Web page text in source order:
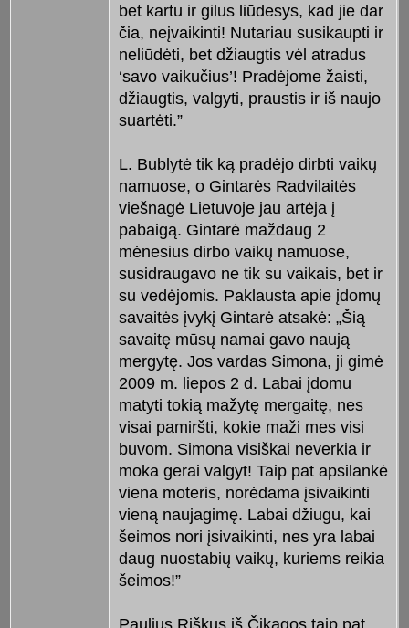
bet kartu ir gilus liūdesys, kad jie dar
čia, neįvaikinti! Nutariau susikaupti ir
neliūdėti, bet džiaugtis vėl atradus
‘savo vaikučius’! Pradėjome žaisti,
džiaugtis, valgyti, praustis ir iš naujo
suartėti.”
L. Bublytė tik ką pradėjo dirbti vaikų
namuose, o Gintarės Radvilaitės
viešnagė Lietuvoje jau artėja į
pabaigą. Gintarė maždaug 2
mėnesius dirbo vaikų namuose,
susidraugavo ne tik su vaikais, bet ir
su vedėjomis. Paklausta apie įdomų
savaitės įvykį Gintarė atsakė: „Šią
savaitę mūsų namai gavo naują
mergytę. Jos vardas Simona, ji gimė
2009 m. liepos 2 d. Labai įdomu
matyti tokią mažytę mergaitę, nes
visai pamiršti, kokie maži mes visi
buvom. Simona visiškai neverkia ir
moka gerai valgyt! Taip pat apsilankė
viena moteris, norėdama įsivaikinti
vieną naujagimę. Labai džiugu, kai
šeimos nori įsivaikinti, nes yra labai
daug nuostabių vaikų, kuriems reikia
šeimos!”